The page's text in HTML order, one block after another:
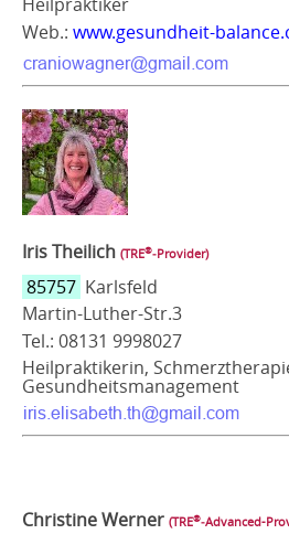
Heilpraktiker
Web.: www.gesundheit-
Iris Theilich (TRE®‑Provider)
85757 Karlsfeld
Martin-Luther-Str.3
Tel.: 08131 9998027
Heilpraktikerin,
Gesundheitsmanagement
Christine Werner (TRE®‑Advanced-